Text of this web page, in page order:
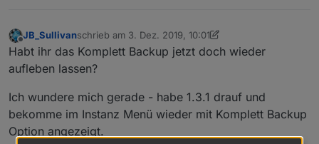
Offline
JB_Sullivanschrieb am 3. Dez. 2019, 10:01
zuletzt editiert von JB_Sullivan12. März 2019, 11:01
Habt ihr das Komplett Backup jetzt doch wieder
aufleben lassen?
Ich wundere mich gerade - habe 1.3.1 drauf und
bekomme im Instanz Menü wieder mit Komplett Backup
Option angezeigt.